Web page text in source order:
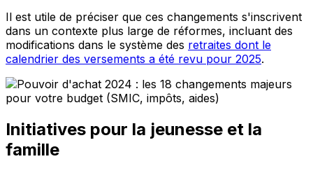
Il est utile de préciser que ces changements s'inscrivent
dans un contexte plus large de réformes, incluant des
modifications dans le système des retraites dont le
calendrier des versements a été revu pour 2025.
Initiatives pour la jeunesse et la
famille